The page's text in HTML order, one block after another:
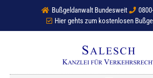
Bußgeldanwalt Bundesweit
Hier gehts zum kostenlosen